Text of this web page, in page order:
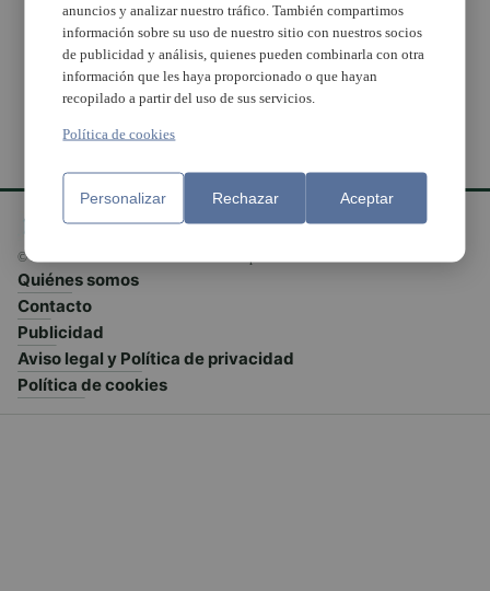
© El Meridiano L'Horta 2026 - Valencia - España
Quiénes somos
Contacto
Publicidad
Aviso legal y Política de privacidad
Política de cookies
anuncios y analizar nuestro tráfico. También compartimos
información sobre su uso de nuestro sitio con nuestros socios
de publicidad y análisis, quienes pueden combinarla con otra
información que les haya proporcionado o que hayan
recopilado a partir del uso de sus servicios.
Política de cookies
Personalizar Rechazar Aceptar